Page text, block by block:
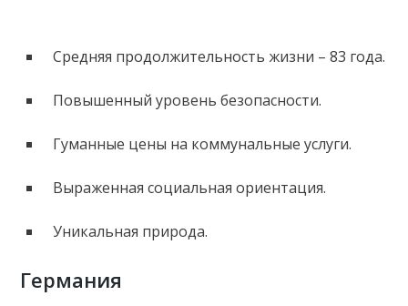
Средняя продолжительность жизни – 83 года.
Повышенный уровень безопасности.
Гуманные цены на коммунальные услуги.
Выраженная социальная ориентация.
Уникальная природа.
Германия